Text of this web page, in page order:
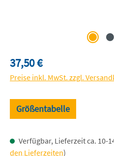
Regulärer Preis:
37,50 €
Preise inkl. MwSt. zzgl.
Größentabelle
Verfügbar, Lieferzeit ca. 10-
den Lieferzeiten)